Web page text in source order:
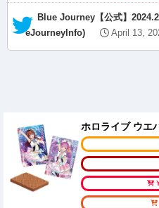
— Blue Journey【公式】2024.2.7『水たまり』リリース！ (@Blu
eJourneyInfo)
April 13,
ホロライブ ウエ